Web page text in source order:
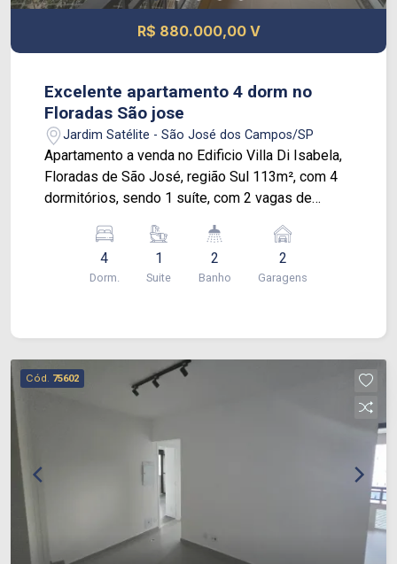
R$ 880.000,00 V
Excelente apartamento 4 dorm no
Floradas São jose
Jardim Satélite - São José dos Campos/SP
Apartamento a venda no Edificio Villa Di Isabela,
Floradas de São José, região Sul 113m², com 4
dormitórios, sendo 1 suíte, com 2 vagas de
com sacada e churrasqueira, cozinha espaçosa
com passa prato, e com armários. Aquecimento a
gás, lavabo e banheiro social Condomínio,
4
Dorm.
1
Suite
2
Banho
2
Garagens
Cód. 75602